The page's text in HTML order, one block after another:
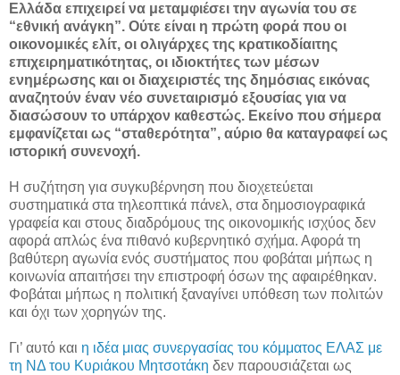
Ελλάδα επιχειρεί να μεταμφιέσει την αγωνία του σε
“εθνική ανάγκη”. Ούτε είναι η πρώτη φορά που οι
οικονομικές ελίτ, οι ολιγάρχες της κρατικοδίαιτης
επιχειρηματικότητας, οι ιδιοκτήτες των μέσων
ενημέρωσης και οι διαχειριστές της δημόσιας εικόνας
αναζητούν έναν νέο συνεταιρισμό εξουσίας για να
διασώσουν το υπάρχον καθεστώς. Εκείνο που σήμερα
εμφανίζεται ως “σταθερότητα”, αύριο θα καταγραφεί ως
ιστορική συνενοχή.
Η συζήτηση για συγκυβέρνηση που διοχετεύεται
συστηματικά στα τηλεοπτικά πάνελ, στα δημοσιογραφικά
γραφεία και στους διαδρόμους της οικονομικής ισχύος δεν
αφορά απλώς ένα πιθανό κυβερνητικό σχήμα. Αφορά τη
βαθύτερη αγωνία ενός συστήματος που φοβάται μήπως η
κοινωνία απαιτήσει την επιστροφή όσων της αφαιρέθηκαν.
Φοβάται μήπως η πολιτική ξαναγίνει υπόθεση των πολιτών
και όχι των χορηγών της.
Γι’ αυτό και η ιδέα μιας συνεργασίας του κόμματος ΕΛΑΣ με
τη ΝΔ του Κυριάκου Μητσοτάκη δεν παρουσιάζεται ως